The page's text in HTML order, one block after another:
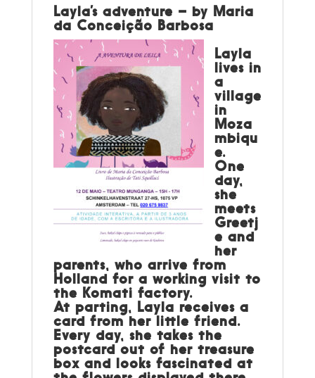
Layla’s adventure – by Maria
da Conceição Barbosa
Layla
lives in
a
village
in
Moza
mbiqu
e.
One
day,
she
meets
Greetj
e and
her
parents, who arrive from
Holland for a working visit to
the Komati factory.
At parting, Layla receives a
card from her little friend.
Every day, she takes the
postcard out of her treasure
box and looks fascinated at